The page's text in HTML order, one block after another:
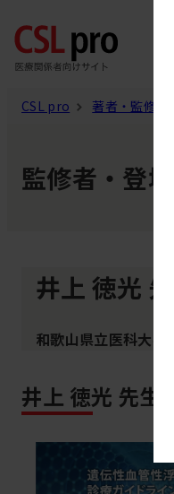
CSL pro 著者・監修者
監修者・登壇
井上 徳光 先
和歌山県立医科大
井上 徳光 先生